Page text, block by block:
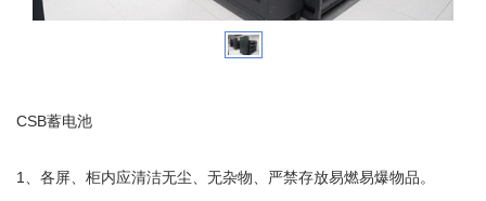
CSB蓄电池
1、各屏、柜内应清洁无尘、无杂物、严禁存放易燃易爆物品。